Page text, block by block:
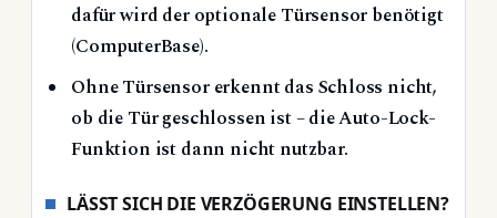
dafür wird der optionale Türsensor benötigt
(ComputerBase).
Ohne Türsensor erkennt das Schloss nicht,
ob die Tür geschlossen ist – die Auto-Lock-
Funktion ist dann nicht nutzbar.
LÄSST SICH DIE VERZÖGERUNG EINSTELLEN?